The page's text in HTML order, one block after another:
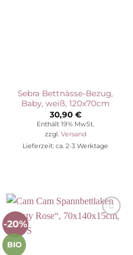
Sebra Bettnässe-Bezug,
Baby, weiß, 120x70cm
30,90 €
Enthält 19% MwSt.
zzgl. Versand
Lieferzeit: ca. 2-3 Werktage
-20%
BIO